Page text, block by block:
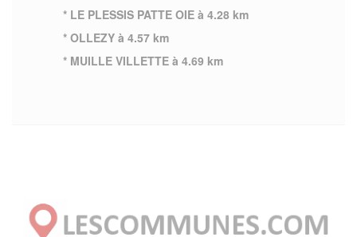
* LE PLESSIS PATTE OIE à 4.28 km
* OLLEZY à 4.57 km
* MUILLE VILLETTE à 4.69 km